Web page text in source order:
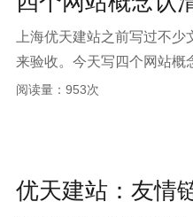
上海优天建站之前写过不
来验收。今天写四个网站概
阅读量：953次
优天建站：友情